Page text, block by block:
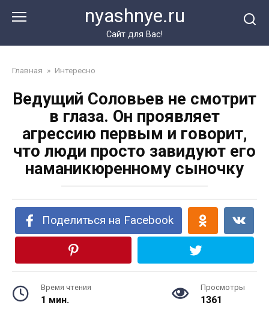
nyashnye.ru
Сайт для Вас!
Главная » Интересно
Ведущий Соловьев не смотрит
в глаза. Он проявляет
агрессию первым и говорит,
что люди просто завидуют его
наманикюренному сыночку
Поделиться на Facebook
Время чтения
1 мин.
Просмотры
1361